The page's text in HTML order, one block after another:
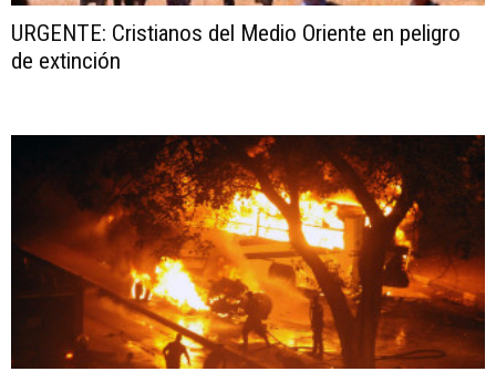
URGENTE: Cristianos del Medio Oriente en peligro
de extinción